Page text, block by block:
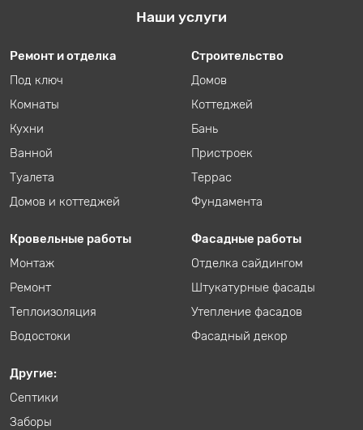
Наши услуги
Ремонт и отделка
Под ключ
Комнаты
Кухни
Ванной
Туалета
Домов и коттеджей
Строительство
Домов
Коттеджей
Бань
Пристроек
Террас
Фундамента
Кровельные работы
Монтаж
Ремонт
Теплоизоляция
Водостоки
Фасадные работы
Отделка сайдингом
Штукатурные фасады
Утепление фасадов
Фасадный декор
Другие:
Септики
Заборы